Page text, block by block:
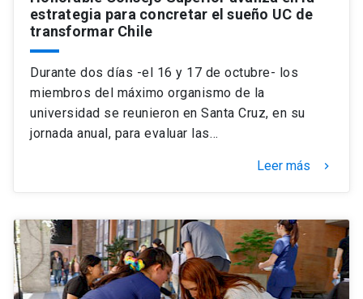
estrategia para concretar el sueño UC de
transformar Chile
Durante dos días -el 16 y 17 de octubre- los
miembros del máximo organismo de la
universidad se reunieron en Santa Cruz, en su
jornada anual, para evaluar las…
Leer más keyboard_arrow_right